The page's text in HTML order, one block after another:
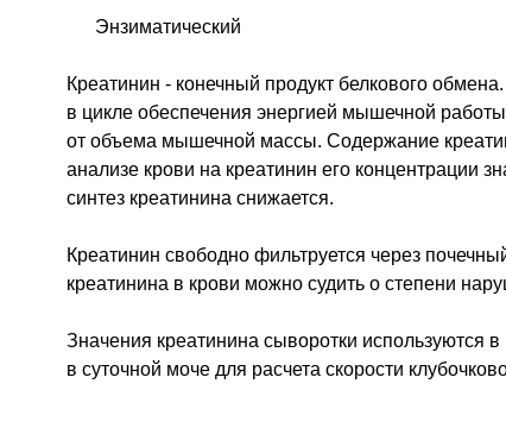
Энзиматический
Креатинин - конечный продукт белкового
в цикле обеспечения энергией мышечной
от объема мышечной массы. Содержание
анализе крови на креатинин его концентрации
синтез креатинина снижается.
Креатинин свободно фильтруется через
креатинина в крови можно судить о степени
Значения креатинина сыворотки используются
в суточной моче для расчета скорости